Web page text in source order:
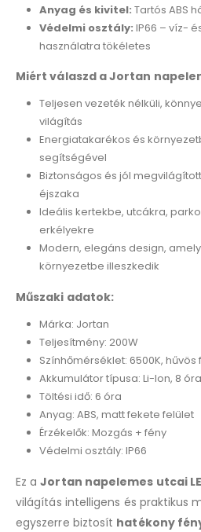
Anyag és kivitel: Tartós ABS
Védelmi osztály: IP66 – víz-
használatra tökéletes
Miért válaszd a Jortan
Teljesen vezeték nélküli,
világítás
Energiatakarékos és
segítségével
Biztonságos és jól
éjszaka
Ideális kertekbe, utcákra,
erkélyekre
Modern, elegáns design,
környezetbe illeszkedik
Műszaki adatok:
Márka: Jortan
Teljesítmény: 200W
Színhőmérséklet: 6500K, hűvös
Akkumulátor típusa: Li-Ion, 8
Töltési idő: 6 óra
Anyag: ABS, matt fekete felület
Érzékelők: Mozgás + fény
Védelmi osztály: IP66
Ez aJortan napelemes utcai
világítás intelligens és praktikus
egyszerre biztosít hatékony